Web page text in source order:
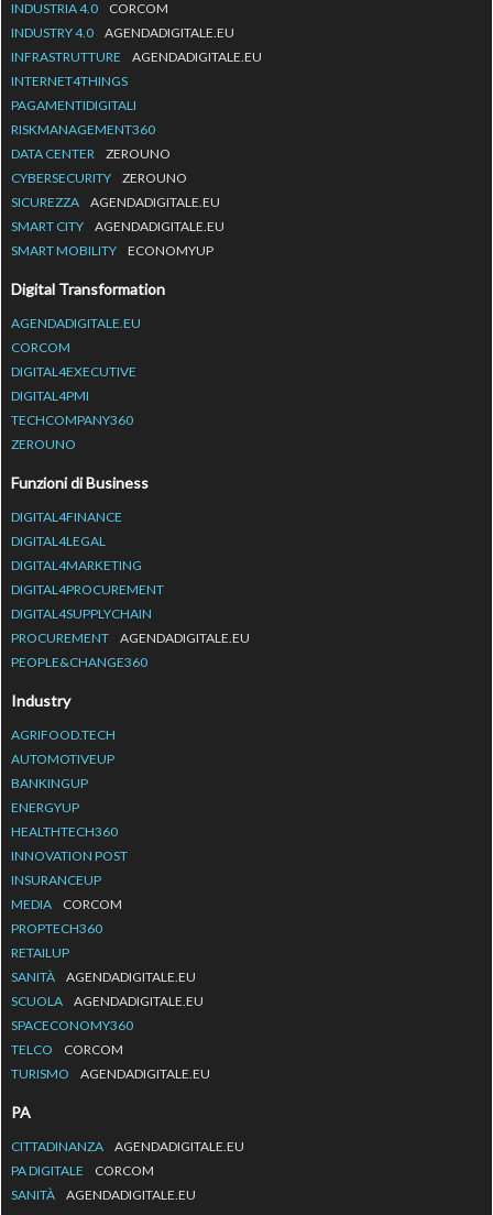
INDUSTRIA 4.0
CORCOM
INDUSTRY 4.0
AGENDADIGITALE.EU
INFRASTRUTTURE
AGENDADIGITALE.EU
INTERNET4THINGS
PAGAMENTIDIGITALI
RISKMANAGEMENT360
DATA CENTER
ZEROUNO
CYBERSECURITY
ZEROUNO
SICUREZZA
AGENDADIGITALE.EU
SMART CITY
AGENDADIGITALE.EU
SMART MOBILITY
ECONOMYUP
Digital Transformation
AGENDADIGITALE.EU
CORCOM
DIGITAL4EXECUTIVE
DIGITAL4PMI
TECHCOMPANY360
ZEROUNO
Funzioni di Business
DIGITAL4FINANCE
DIGITAL4LEGAL
DIGITAL4MARKETING
DIGITAL4PROCUREMENT
DIGITAL4SUPPLYCHAIN
PROCUREMENT
AGENDADIGITALE.EU
PEOPLE&CHANGE360
Industry
AGRIFOOD.TECH
AUTOMOTIVEUP
BANKINGUP
ENERGYUP
HEALTHTECH360
INNOVATION POST
INSURANCEUP
MEDIA
CORCOM
PROPTECH360
RETAILUP
SANITÀ
AGENDADIGITALE.EU
SCUOLA
AGENDADIGITALE.EU
SPACECONOMY360
TELCO
CORCOM
TURISMO
AGENDADIGITALE.EU
PA
CITTADINANZA
AGENDADIGITALE.EU
PA DIGITALE
CORCOM
SANITÀ
AGENDADIGITALE.EU